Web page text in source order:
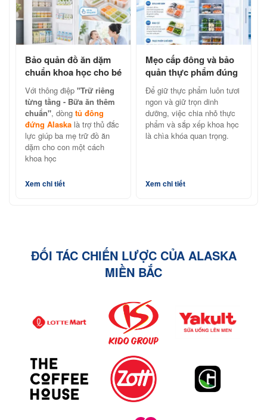
Bảo quản đồ ăn dặm
chuẩn khoa học cho bé
cùng tủ đông đứng
Alaska
Với thông điệp "Trữ riêng
từng tầng - Bữa ăn thêm
chuẩn", dòng tủ đông
đứng Alaska là trợ thủ đắc
lực giúp ba mẹ trữ đồ ăn
dặm cho con một cách
khoa học
Xem chi tiết
Mẹo cấp đông và bảo
quản thực phẩm đúng
cách với tủ đông đứng
Alaska
Để giữ thực phẩm luôn tươi
ngon và giữ trọn dinh
dưỡng, việc chia nhỏ thực
phẩm và sắp xếp khoa học
là chìa khóa quan trọng.
Xem chi tiết
ĐỐI TÁC CHIẾN LƯỢC CỦA ALASKA
MIỀN BẮC